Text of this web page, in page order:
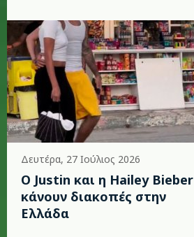
Δευτέρα, 27 Ιούλιος 2026
Ο Justin και η Hailey Bieber
κάνουν διακοπές στην
Ελλάδα